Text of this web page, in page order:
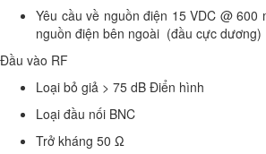
Yêu cầu về nguồn điện 15 VDC @ 600
nguồn điện bên ngoài (đầu cực dương)
Đầu vào RF
Loại bỏ giả > 75 dB Điển hình
Loại đầu nối BNC
Trở kháng 50 Ω